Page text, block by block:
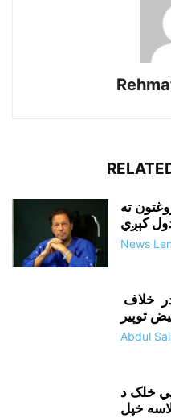
روغتون ته
کېږي
News
خلاف
توپير
Abdul
خلک د